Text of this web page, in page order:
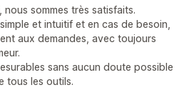
nous sommes très satisfaits.
et intuitif et en cas de besoin,
aux demandes, avec toujours
sans aucun doute possible
tous les outils.